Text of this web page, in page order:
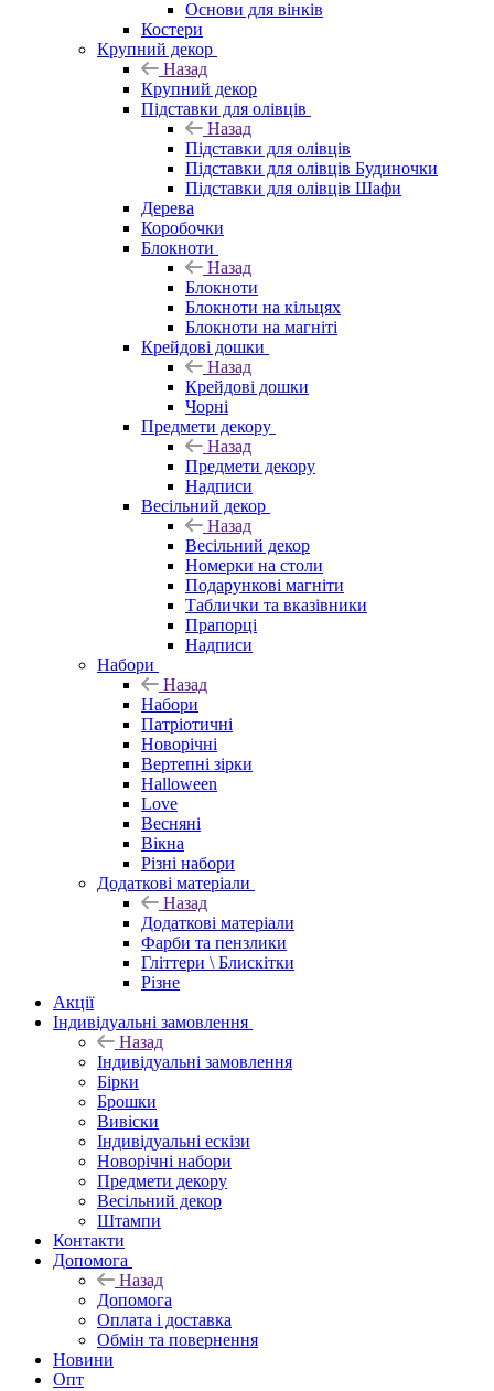
Основи для вінків
Костери
Крупний декор
Назад
Крупний декор
Підставки для олівців
Назад
Підставки для олівців
Підставки для олівців Будиночки
Підставки для олівців Шафи
Дерева
Коробочки
Блокноти
Назад
Блокноти
Блокноти на кільцях
Блокноти на магніті
Крейдові дошки
Назад
Крейдові дошки
Чорні
Предмети декору
Назад
Предмети декору
Надписи
Весільний декор
Назад
Весільний декор
Номерки на столи
Подарункові магніти
Таблички та вказівники
Прапорці
Надписи
Набори
Назад
Набори
Патріотичні
Новорічні
Вертепні зірки
Halloween
Love
Весняні
Вікна
Різні набори
Додаткові матеріали
Назад
Додаткові матеріали
Фарби та пензлики
Гліттери \ Блискітки
Різне
Акції
Індивідуальні замовлення
Назад
Індивідуальні замовлення
Бірки
Брошки
Вивіски
Індивідуальні ескізи
Новорічні набори
Предмети декору
Весільний декор
Штампи
Контакти
Допомога
Назад
Допомога
Оплата і доставка
Обмін та повернення
Новини
Опт